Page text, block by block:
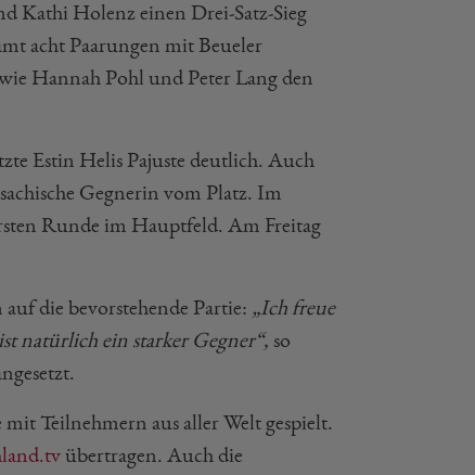
Kathi Holenz einen Drei-Satz-Sieg
acht Paarungen mit Beueler
Hannah Pohl und Peter Lang den
Estin Helis Pajuste deutlich. Auch
Gegnerin vom Platz. Im
Runde im Hauptfeld. Am Freitag
die bevorstehende Partie: „Ich freue
natürlich ein starker Gegner“, so
Teilnehmern aus aller Welt gespielt.
übertragen. Auch die